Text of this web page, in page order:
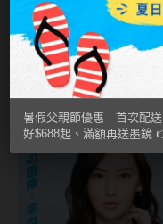
日本隱眼品牌
Secret Candy Magic
神秘魔幻糖果
SEED實瞳
Candy Magic魔幻
ReVIA蕾美
EverColor艾薇卡
注意事項：商品如遇廠
10 週，會另行通知。
消費者使用前應詳閱醫
暑假父親節優惠｜首次配
好$688起、滿額再送墨鏡